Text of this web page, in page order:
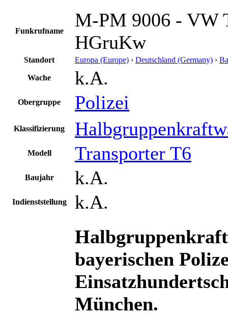
Funkrufname
M-PM 9006 - VW
HGruKw
Standort Europa (Europe) › Deutschland (Germany) ›
Wache k.A.
Obergruppe Polizei
Klassifizierung
Modell Transporter T6
Baujahr k.A.
Indienststellung k.A.
bayerischen
München.